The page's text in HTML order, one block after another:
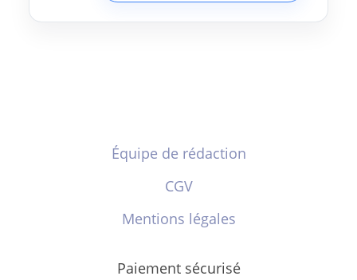
Équipe de rédaction
CGV
Mentions légales
Paiement sécurisé